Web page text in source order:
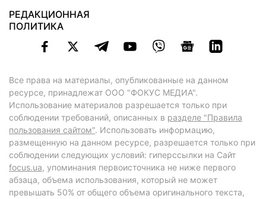
РЕДАКЦИОННАЯ
ПОЛИТИКА
Все права на материалы, опубликованные на данном
ресурсе, принадлежат ООО "ФОКУС МЕДИА".
Использование материалов разрешается только при
соблюдении требований, описанных в разделе "Правила
пользования сайтом". Использовать информацию,
размещенную на данном ресурсе, разрешается только при
соблюдении следующих условий: гиперссылки на Сайт
focus.ua, упоминания первоисточника не ниже первого
абзаца, объема использования, который не может
превышать 50% от общего объема оригинального текста,